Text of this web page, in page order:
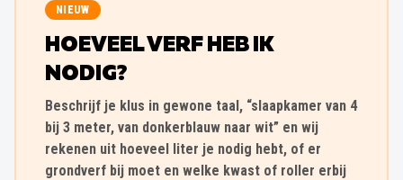
NIEUW
HOEVEEL VERF HEB IK
NODIG?
Beschrijf je klus in gewone taal, “slaapkamer van 4
bij 3 meter, van donkerblauw naar wit” en wij
rekenen uit hoeveel liter je nodig hebt, of er
grondverf bij moet en welke kwast of roller erbij